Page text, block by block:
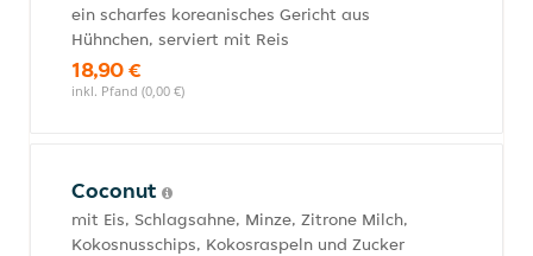
ein scharfes koreanisches Gericht aus
Hühnchen, serviert mit Reis
18,90 €
inkl. Pfand (0,00 €)
Coconut
mit Eis, Schlagsahne, Minze, Zitrone Milch,
Kokosnusschips, Kokosraspeln und Zucker